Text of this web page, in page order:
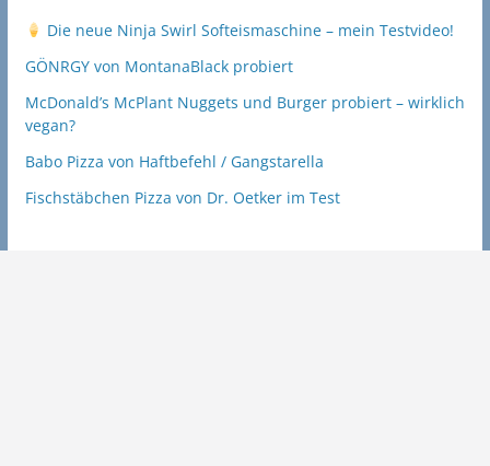
Die neue Ninja Swirl Softeismaschine – mein Testvideo!
GÖNRGY von MontanaBlack probiert
McDonald’s McPlant Nuggets und Burger probiert – wirklich
vegan?
Babo Pizza von Haftbefehl / Gangstarella
Fischstäbchen Pizza von Dr. Oetker im Test